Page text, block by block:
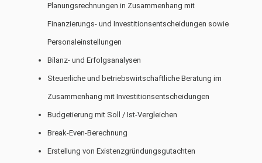
Planungsrechnungen in Zusammenhang mit
Finanzierungs- und Investitionsentscheidungen sowie
Personaleinstellungen
Bilanz- und Erfolgsanalysen
Steuerliche und betriebswirtschaftliche Beratung im
Zusammenhang mit Investitionsentscheidungen
Budgetierung mit Soll / Ist-Vergleichen
Break-Even-Berechnung
Erstellung von Existenzgründungsgutachten